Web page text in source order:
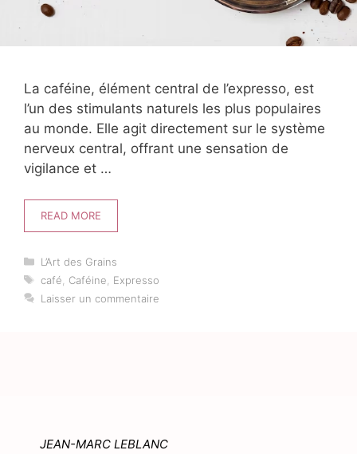
La caféine, élément central de l’expresso, est
l’un des stimulants naturels les plus populaires
au monde. Elle agit directement sur le système
nerveux central, offrant une sensation de
vigilance et …
READ MORE
Catégories
L’Art des Grains
Étiquettes
café Caféine
Expresso
Laisser un commentaire
JEAN-MARC LEBLANC